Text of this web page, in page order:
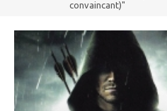
convaincant)"